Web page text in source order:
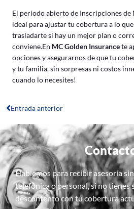
El período abierto de Inscripciones de
ideal para ajustar tu cobertura a lo
trasladarte si hay un mejor plan o
conviene.En MC Golden Insurancete
opciones y asegurarnos de que tu
y tu familia, sin sorpresas ni costos
cuando lo necesites!
Entrada anterior
Hablemos para recibir asesoría sin
telefónica o personal, si no tienes
descontento con tu cobertura